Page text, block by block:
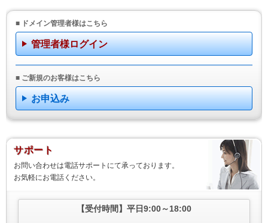
■ ドメイン管理者様はこちら
管理者様ログイン
■ ご新規のお客様はこちら
お申込み
サポート
お問い合わせは電話サポートにて承っております。
お気軽にお電話ください。
【受付時間】 平日9:00～18:00